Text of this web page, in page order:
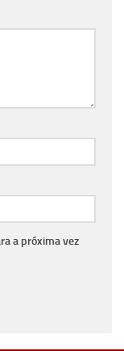
a próxima vez